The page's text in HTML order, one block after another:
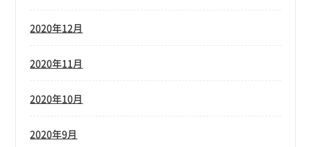
2020年12月
2020年11月
2020年10月
2020年9月